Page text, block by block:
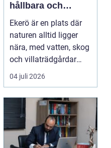
hållbara och
vackra utemiljöer
året runt
Ekerö är en plats där
naturen alltid ligger
nära, med vatten, skog
och villaträdgårdar
som ramar in ...
04 juli 2026